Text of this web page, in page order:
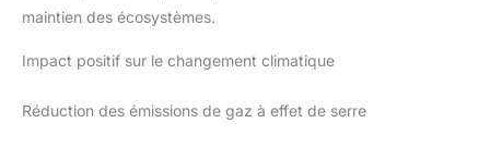
maintien des écosystèmes.
Impact positif sur le changement climatique
Réduction des émissions de gaz à effet de serre